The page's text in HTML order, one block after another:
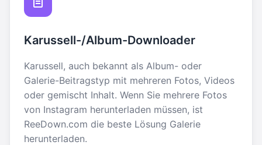
Karussell-/Album-Downloader
Karussell, auch bekannt als Album- oder
Galerie-Beitragstyp mit mehreren Fotos, Videos
oder gemischt Inhalt. Wenn Sie mehrere Fotos
von Instagram herunterladen müssen, ist
ReeDown.com die beste Lösung Galerie
herunterladen.